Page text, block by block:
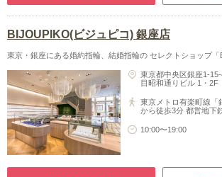
BIJOUPIKO(ビジュピコ) 銀座店
東京・銀座にある婚約指輪、結婚指輪の セレクトショップ「
東京都中央区銀座1-
目昭和通りビル 1・2F
東京メトロ有楽町線「
から徒歩3分 都営地下
10:00〜19:00